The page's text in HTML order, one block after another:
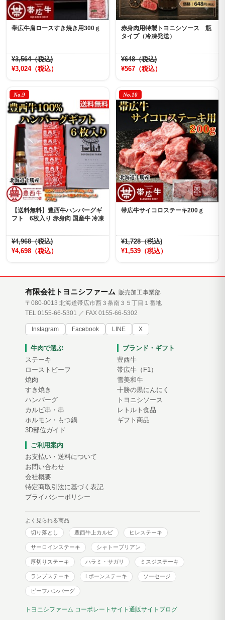
帯広牛肩ロースすき焼き用300ｇ
¥3,564（税込)
¥3,024（税込）
赤身肉用特製トヨニシソース 瓶
タイプ（冷凍発送）
¥648（税込)
¥567（税込）
No.9
【送料無料】豊西牛ハンバーグギ
フト 6枚入り 赤身肉 国産牛 冷凍
¥4,968（税込)
¥4,698（税込）
No.10
帯広牛サイコロステーキ200ｇ
¥1,728（税込)
¥1,539（税込）
有限会社トヨニシファーム 販売加工事業部
〒080-0013 北海道帯広市西３条南３５丁目１番地
TEL 0155-66-5301 ／ FAX 0155-66-5302
Instagram Facebook LINE X
牛肉で選ぶ
ステーキ
ローストビーフ
焼肉
すき焼き
ハンバーグ
カルビ串・串
ホルモン・もつ鍋
3D部位ガイド
ブランド・ギフト
豊西牛
帯広牛（F1）
雪美和牛
十勝の黒にんにく
トヨニシソース
レトルト食品
ギフト商品
ご利用案内
お支払い・送料について
お問い合わせ
会社概要
特定商取引法に基づく表記
プライバシーポリシー
よく見られる商品
切り落とし
豊西牛上カルビ ヒレステーキ
サーロインステーキ シャトーブリアン
厚切りステーキ ハラミ・サガリ ミスジステーキ
ランプステーキ Lボーンステーキ ソーセージ
ビーフハンバーグ
トヨニシファーム コーポレートサイト 通販サイトブログ